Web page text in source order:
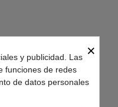
×
y publicidad. Las
funciones de redes
de datos personales